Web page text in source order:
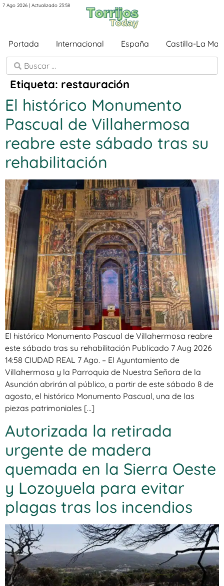
7 Ago 2026 | Actualizado 23:58
Portada Internacional España Castilla-La
Etiqueta: restauración
El histórico Monumento
Pascual de Villahermosa
reabre este sábado tras su
rehabilitación
El histórico Monumento Pascual de Villahermosa reabre
este sábado tras su rehabilitación Publicado 7 Aug 2026
14:58 CIUDAD REAL 7 Ago. – El Ayuntamiento de
Villahermosa y la Parroquia de Nuestra Señora de la
Asunción abrirán al público, a partir de este sábado 8 de
agosto, el histórico Monumento Pascual, una de las
piezas patrimoniales […]
Autorizada la retirada
urgente de madera
quemada en la Sierra Oeste
y Lozoyuela para evitar
plagas tras los incendios